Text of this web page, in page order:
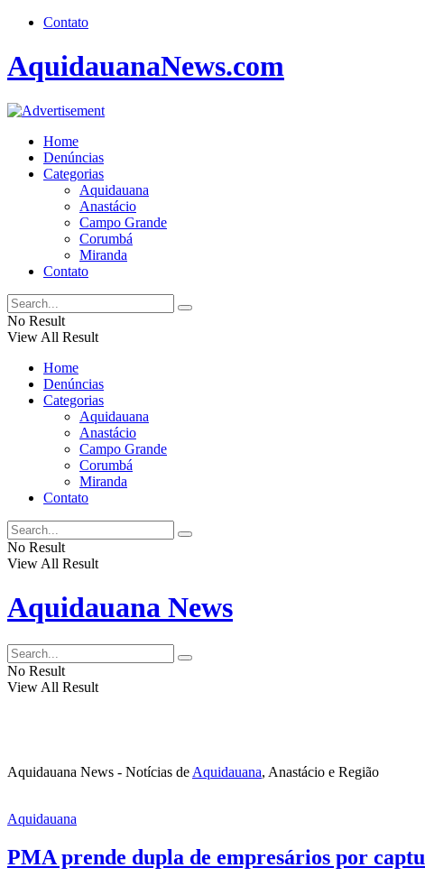
Contato
AquidauanaNews.com
Home
Denúncias
Categorias
Aquidauana
Anastácio
Campo Grande
Corumbá
Miranda
Contato
No Result
View All Result
Home
Denúncias
Categorias
Aquidauana
Anastácio
Campo Grande
Corumbá
Miranda
Contato
No Result
View All Result
Aquidauana News
No Result
View All Result
Aquidauana News - Notícias de Aquidauana, Anastácio e Região
Aquidauana
PMA prende dupla de empresários por